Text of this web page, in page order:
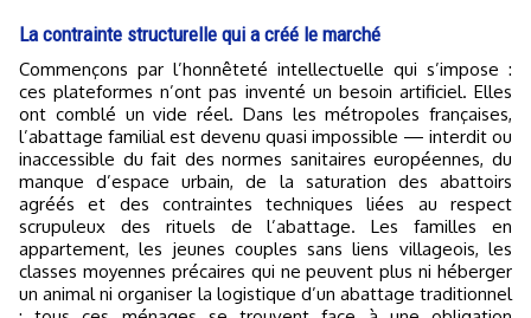
La contrainte structurelle qui a créé le marché
Commençons par l’honnêteté intellectuelle qui s’impose :
ces plateformes n’ont pas inventé un besoin artificiel. Elles
ont comblé un vide réel. Dans les métropoles françaises,
l’abattage familial est devenu quasi impossible — interdit ou
inaccessible du fait des normes sanitaires européennes, du
manque d’espace urbain, de la saturation des abattoirs
agréés et des contraintes techniques liées au respect
scrupuleux des rituels de l’abattage. Les familles en
appartement, les jeunes couples sans liens villageois, les
classes moyennes précaires qui ne peuvent plus ni héberger
un animal ni organiser la logistique d’un abattage traditionnel